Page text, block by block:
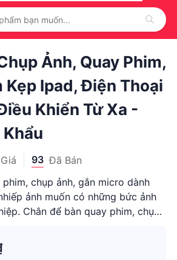
Ảnh, Quay Phim,
Ipad, Điện Thoại
Khiển Từ Xa -
Khẩu
93 Đã Bán
chụp ảnh, gắn micro dành
ảnh muốn có những bức ảnh
Chân để bàn quay phim, chụp